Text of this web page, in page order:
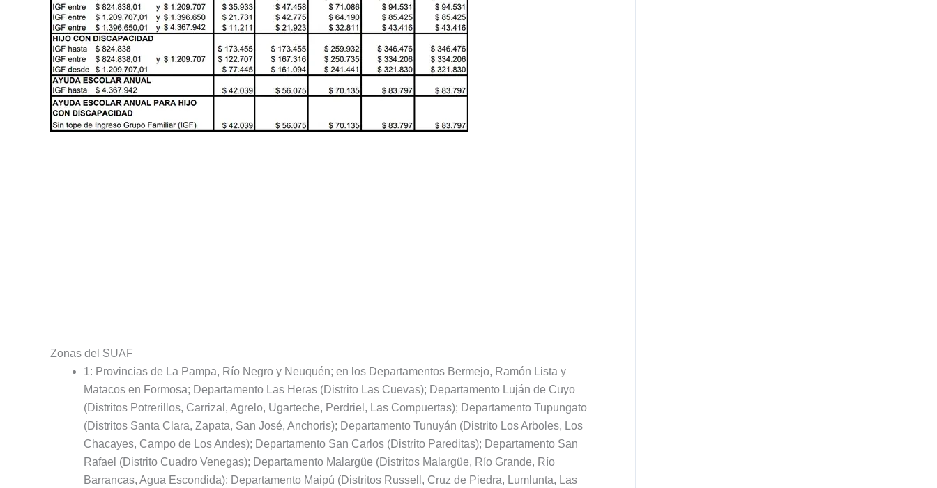
Zonas del SUAF
1: Provincias de La Pampa, Río Negro y Neuquén; en los Departamentos Bermejo, Ramón Lista y
Matacos en Formosa; Departamento Las Heras (Distrito Las Cuevas); Departamento Luján de Cuyo
(Distritos Potrerillos, Carrizal, Agrelo, Ugarteche, Perdriel, Las Compuertas); Departamento Tupungato
(Distritos Santa Clara, Zapata, San José, Anchoris); Departamento Tunuyán (Distrito Los Arboles, Los
Chacayes, Campo de Los Andes); Departamento San Carlos (Distrito Pareditas); Departamento San
Rafael (Distrito Cuadro Venegas); Departamento Malargüe (Distritos Malargüe, Río Grande, Río
Barrancas, Agua Escondida); Departamento Maipú (Distritos Russell, Cruz de Piedra, Lumlunta, Las